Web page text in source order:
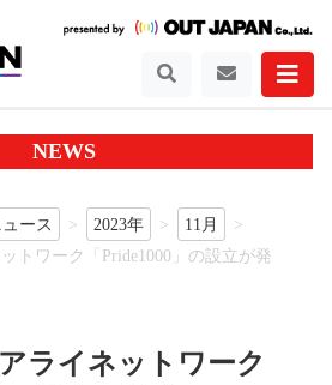
NEWS
ース 2023年
11月
トワーク「Pride1000」の設立が発
ライネットワーク